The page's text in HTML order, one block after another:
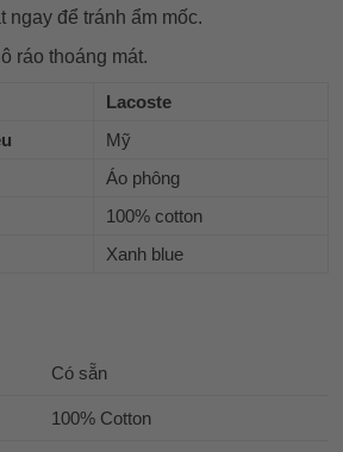
ngay để tránh ẩm mốc.
ráo thoáng mát.
Lacoste
Mỹ
Áo phông
100% cotton
Xanh blue
Có sẵn
100% Cotton